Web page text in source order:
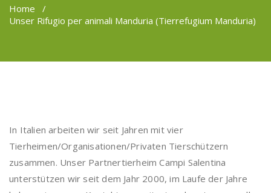
Home /
Unser Rifugio per animali Manduria (Tierrefugium Manduria)
In Italien arbeiten wir seit Jahren mit vier
Tierheimen/Organisationen/Privaten Tierschützern
zusammen. Unser Partnertierheim Campi Salentina
unterstützen wir seit dem Jahr 2000, im Laufe der Jahre